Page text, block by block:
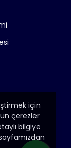
için
çerezler
bilgiye